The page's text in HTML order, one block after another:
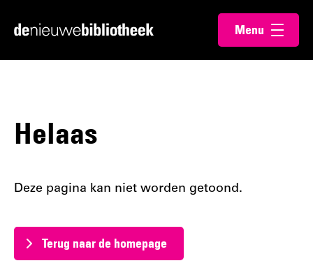
direct
direct
Ga
Menu
openen
Helaas
Deze pagina kan niet worden getoond.
Terug naar de homepage